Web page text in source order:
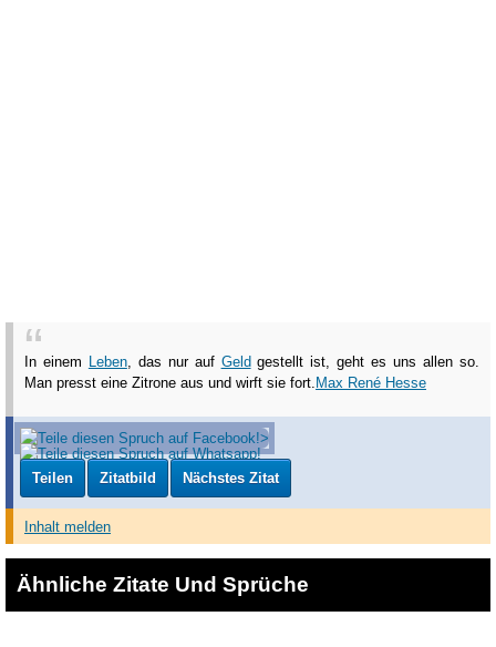
In einem Leben, das nur auf Geld gestellt ist, geht es uns allen so.
Man presst eine Zitrone aus und wirft sie fort. Max René Hesse
Teilen Zitatbild Nächstes Zitat
Inhalt melden
Ähnliche Zitate Und Sprüche